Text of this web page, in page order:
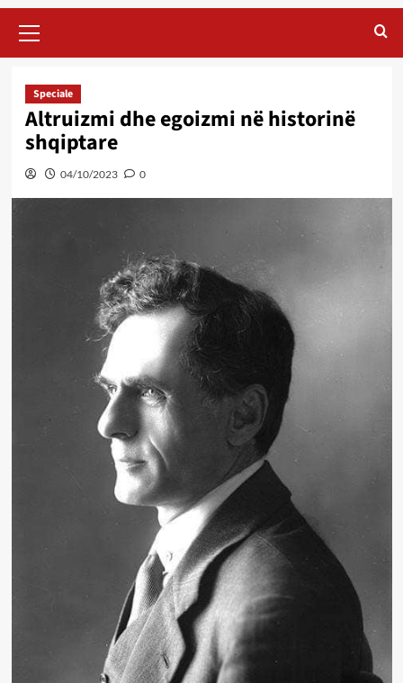
Menu
Speciale
Altruizmi dhe egoizmi në historinë
shqiptare
04/10/2023 0